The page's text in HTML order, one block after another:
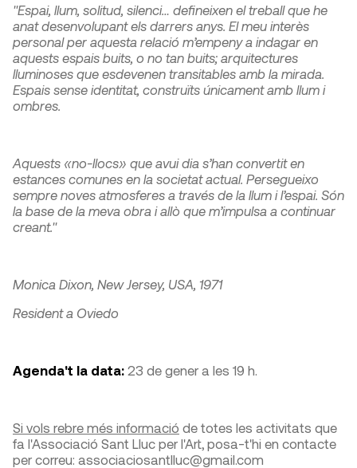
"Espai, llum, solitud, silenci… defineixen el treball que he
anat desenvolupant els darrers anys. El meu interès
personal per aquesta relació m’empeny a indagar en
aquests espais buits, o no tan buits; arquitectures
lluminoses que esdevenen transitables amb la mirada.
Espais sense identitat, construïts únicament amb llum i
ombres.
Aquests «no-llocs» que avui dia s’han convertit en
estances comunes en la societat actual. Persegueixo
sempre noves atmosferes a través de la llum i l’espai. Són
la base de la meva obra i allò que m’impulsa a continuar
creant."
Monica Dixon, New Jersey, USA, 1971
Resident a Oviedo
Agenda't la data: 23 de gener a les 19 h.
Si vols rebre més informació de totes les activitats que
fa l'Associació Sant Lluc per l'Art, posa-t'hi en contacte
per correu: associaciosantlluc@gmail.com